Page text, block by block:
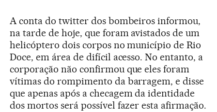
A conta do twitter dos bombeiros informou,
na tarde de hoje, que foram avistados de um
helicóptero dois corpos no município de Rio
Doce, em área de difícil acesso. No entanto, a
corporação não confirmou que eles foram
vítimas do rompimento da barragem, e disse
que apenas após a checagem da identidade
dos mortos será possível fazer esta afirmação.